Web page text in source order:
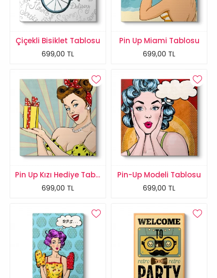
Çiçekli Bisiklet Tablosu
699,00 TL
Pin Up Miami Tablosu
699,00 TL
Pin Up Kızı Hediye Tablosu
699,00 TL
Pin-Up Modeli Tablosu
699,00 TL